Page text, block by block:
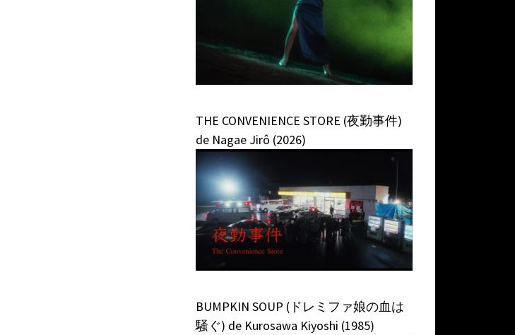
THE CONVENIENCE STORE (夜勤事件)
de Nagae Jirô (2026)
BUMPKIN SOUP (ドレミファ娘の血は
騒ぐ) de Kurosawa Kiyoshi (1985)